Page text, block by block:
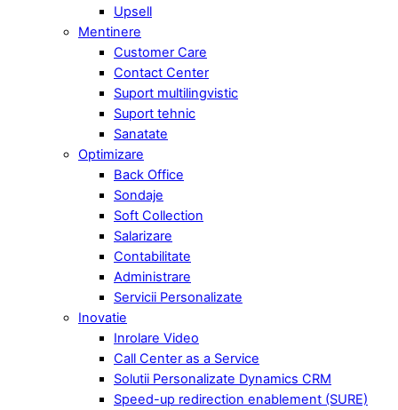
Upsell
Mentinere
Customer Care
Contact Center
Suport multilingvistic
Suport tehnic
Sanatate
Optimizare
Back Office
Sondaje
Soft Collection
Salarizare
Contabilitate
Administrare
Servicii Personalizate
Inovatie
Inrolare Video
Call Center as a Service
Solutii Personalizate Dynamics CRM
Speed-up redirection enablement (SURE)